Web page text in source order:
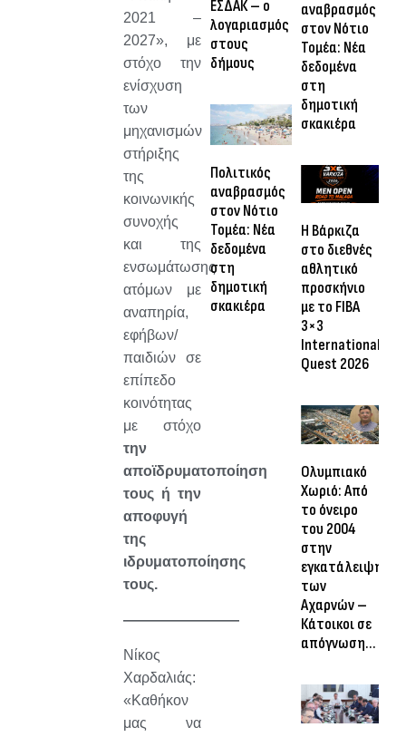
2021 –
2027», με
στόχο την
ενίσχυση
των
μηχανισμών
στήριξης
της
κοινωνικής
συνοχής
και της
ενσωμάτωσης
ατόμων με
αναπηρία,
εφήβων/
παιδιών σε
επίπεδο
κοινότητας
με στόχο
την
αποϊδρυματοποίηση
τους ή την
αποφυγή
της
ιδρυματοποίησης
τους.
————————
Νίκος
Χαρδαλιάς:
«Καθήκον
μας να
ΕΣΔΑΚ – ο
λογαριασμός
στους
δήμους
Πολιτικός
αναβρασμός
στον Νότιο
Τομέα: Νέα
δεδομένα
στη
δημοτική
σκακιέρα
αναβρασμός
στον Νότιο
Τομέα: Νέα
δεδομένα
στη
δημοτική
σκακιέρα
Η Βάρκιζα
στο διεθνές
αθλητικό
προσκήνιο
με το FIBA
3×3
International
Quest 2026
Ολυμπιακό
Χωριό: Από
το όνειρο
του 2004
στην
εγκατάλειψη
των
Αχαρνών –
Κάτοικοι σε
απόγνωση…